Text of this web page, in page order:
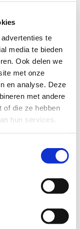
te
media te bieden
Ook delen we
met onze
en analyse. Deze
met andere
of die ze hebben
hun services.
met de nieuwe
voor
interviews rond
we hoe
de gemeente is